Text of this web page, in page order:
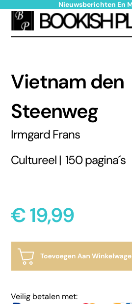
Nieuwsberichten En
Vietnam den
Steenweg
Irmgard Frans
Cultureel | 150 pagina´s
€19,99
Veilig betalen met: